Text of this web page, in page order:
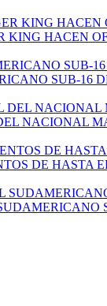
KING HACEN
SUB-16
NACIONAL
DE HASTA